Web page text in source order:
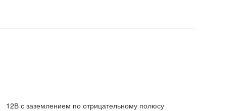
12В с заземлением по отрицательному полюсу